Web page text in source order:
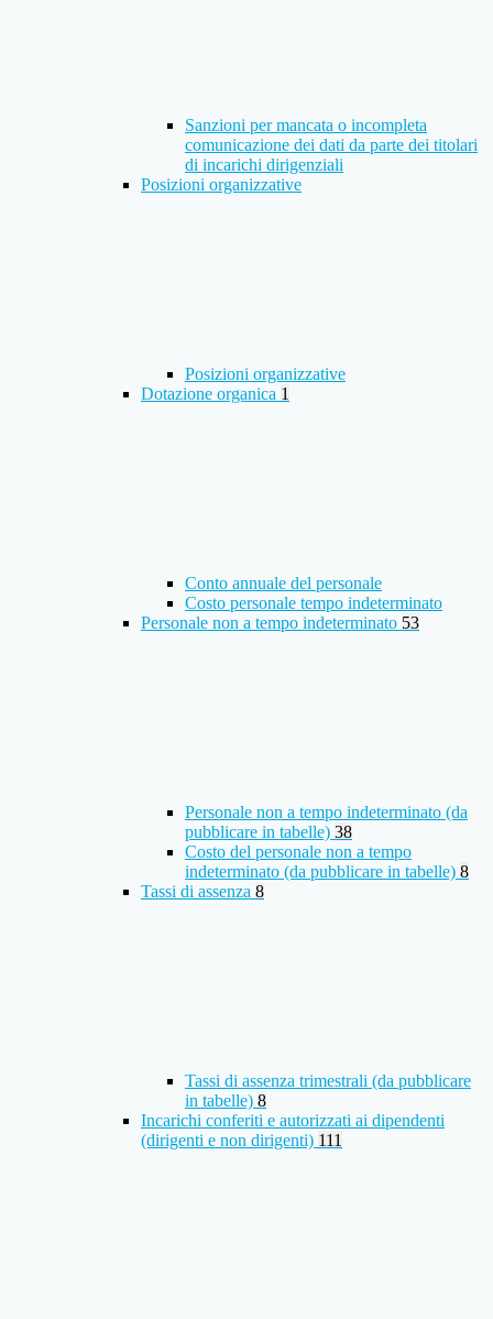
Sanzioni per mancata o incompleta
comunicazione dei dati da parte dei titolari
di incarichi dirigenziali
Posizioni organizzative
Posizioni organizzative
Dotazione organica 1
Conto annuale del personale
Costo personale tempo indeterminato
Personale non a tempo indeterminato 53
Personale non a tempo indeterminato (da
pubblicare in tabelle) 38
Costo del personale non a tempo
indeterminato (da pubblicare in tabelle) 8
Tassi di assenza 8
Tassi di assenza trimestrali (da pubblicare
in tabelle) 8
Incarichi conferiti e autorizzati ai dipendenti
(dirigenti e non dirigenti) 111